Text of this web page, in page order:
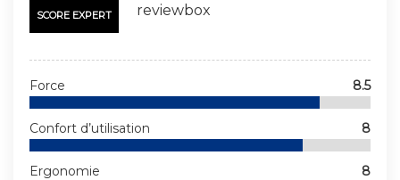
SCORE EXPERT
reviewbox
Force 8.5
Confort d’utilisation 8
Ergonomie 8